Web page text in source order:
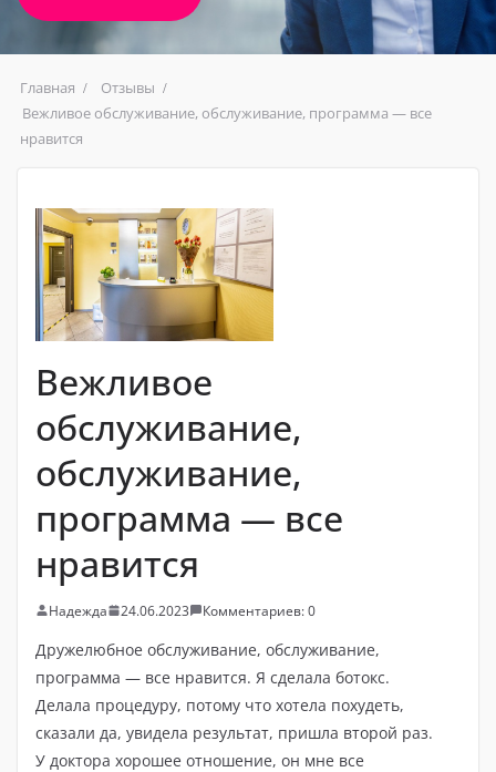
Главная
Отзывы
Вежливое обслуживание, обслуживание, программа — все
нравится
Вежливое
обслуживание,
обслуживание,
программа — все
нравится
Надежда 24.06.2023 Комментариев: 0
Дружелюбное обслуживание, обслуживание,
программа — все нравится. Я сделала ботокс.
Делала процедуру, потому что хотела похудеть,
сказали да, увидела результат, пришла второй раз.
У доктора хорошее отношение, он мне все